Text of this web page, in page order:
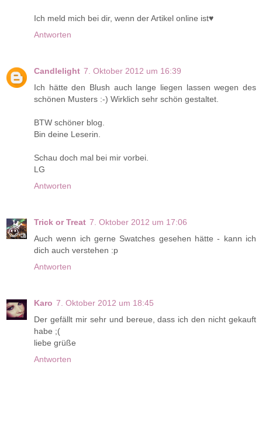
Ich meld mich bei dir, wenn der Artikel online ist♥
Antworten
Candlelight 7. Oktober 2012 um 16:39
Ich hätte den Blush auch lange liegen lassen wegen des
schönen Musters :-) Wirklich sehr schön gestaltet.
BTW schöner blog.
Bin deine Leserin.
Schau doch mal bei mir vorbei.
LG
Antworten
Trick or Treat 7. Oktober 2012 um 17:06
Auch wenn ich gerne Swatches gesehen hätte - kann ich
dich auch verstehen :p
Antworten
Karo 7. Oktober 2012 um 18:45
Der gefällt mir sehr und bereue, dass ich den nicht gekauft
habe ;(
liebe grüße
Antworten